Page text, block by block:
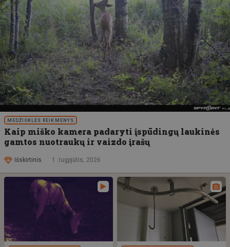
MEDŽIOKLĖS REIKMENYS
Kaip miško kamera padaryti įspūdingų laukinės
gamtos nuotraukų ir vaizdo įrašų
Išskirtinis 1. rugpjūtis, 2026